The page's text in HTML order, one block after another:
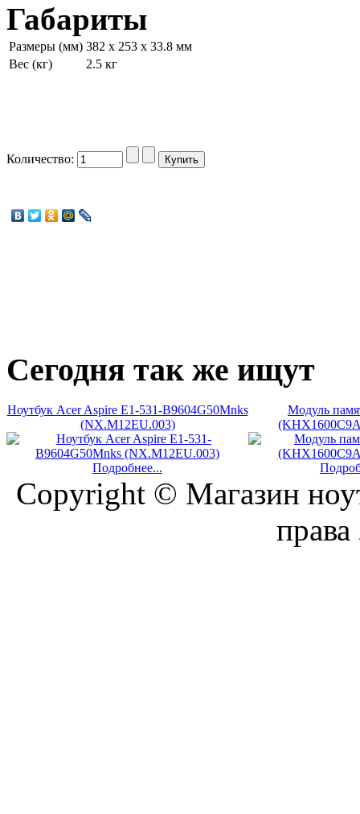
Габариты
Размеры (мм) 382 x 253 x 33.8 мм
Вес (кг)
2.5 кг
Количество:
Сегодня так же ищут
Ноутбук Acer Aspire E1-531-B9604G50Mnks
(NX.M12EU.003)
Подробнее...
Модуль
Copyright © Магазин